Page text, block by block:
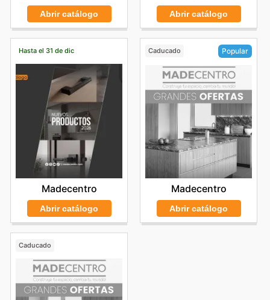
Abrir catálogo Abrir catálogo
Hasta el 31 de dic
Madecentro
Abrir catálogo
Caducado Popular
Madecentro
Abrir catálogo
Caducado